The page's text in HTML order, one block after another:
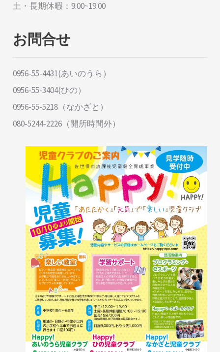
土・長期休暇：9:00~19:00
お問合せ
0956-55-4431(あいのうら）
0956-55-3404(ひの）
0956-55-5218（なかざと）
080-5244-2226（開所時間外）